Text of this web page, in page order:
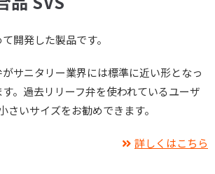
開発した製品です。
サニタリー業界には標準に近い形となっ
。過去リリーフ弁を使われているユーザ
さいサイズをお勧めできます。
詳しくはこちら